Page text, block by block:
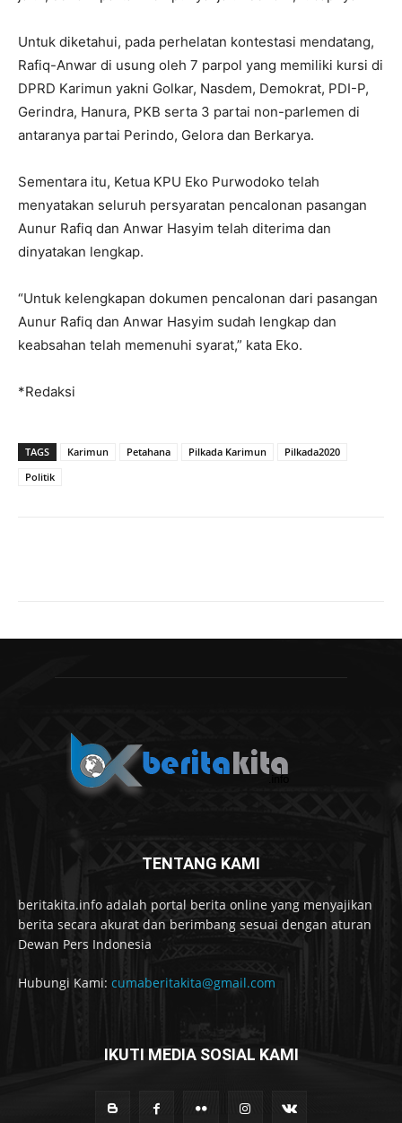
Untuk diketahui, pada perhelatan kontestasi mendatang,
Rafiq-Anwar di usung oleh 7 parpol yang memiliki kursi di
DPRD Karimun yakni Golkar, Nasdem, Demokrat, PDI-P,
Gerindra, Hanura, PKB serta 3 partai non-parlemen di
antaranya partai Perindo, Gelora dan Berkarya.
Sementara itu, Ketua KPU Eko Purwodoko telah
menyatakan seluruh persyaratan pencalonan pasangan
Aunur Rafiq dan Anwar Hasyim telah diterima dan
dinyatakan lengkap.
“Untuk kelengkapan dokumen pencalonan dari pasangan
Aunur Rafiq dan Anwar Hasyim sudah lengkap dan
keabsahan telah memenuhi syarat,” kata Eko.
*Redaksi
TAGS Karimun Petahana Pilkada Karimun
Pilkada2020
Politik
TENTANG KAMI
beritakita.info adalah portal berita online yang menyajikan
berita secara akurat dan berimbang sesuai dengan aturan
Dewan Pers Indonesia
Hubungi Kami: cumaberitakita@gmail.com
IKUTI MEDIA SOSIAL KAMI